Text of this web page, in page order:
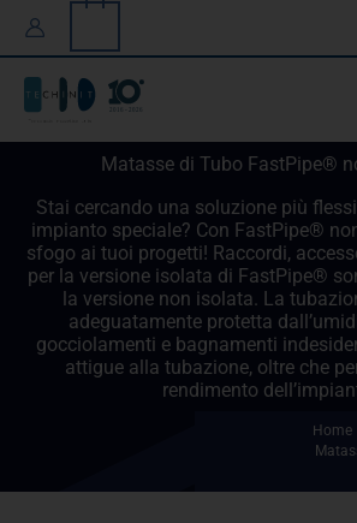
contenuto
Matasse di Tubo FastPipe®
Stai cercando una soluzione più
impianto speciale? Con FastPipe®
sfogo ai tuoi progetti! Raccordi,
per la versione isolata di FastPipe®
la versione non isolata. La
adeguatamente protetta
gocciolamenti e bagnamenti
attigue alla tubazione, oltre che
rendimento
Home